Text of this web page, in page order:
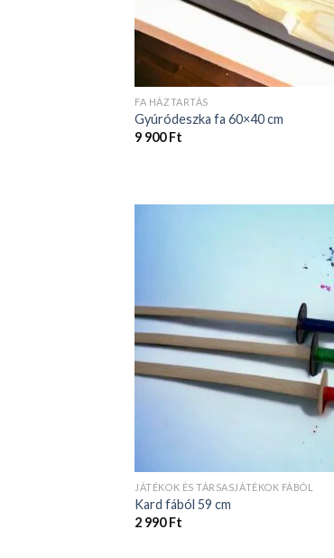
FA HÁZTARTÁS
Gyúródeszka fa 60×40 cm
9 900Ft
JÁTÉKOK ÉS TÁRSASJÁTÉKOK FÁBÓL
Kard fából 59 cm
2 990Ft